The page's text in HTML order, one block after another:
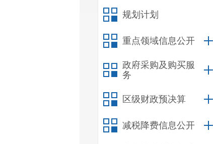
规划计划
重点领域信息公开
政府采购及购买服
务
区级财政预决算
减税降费信息公开